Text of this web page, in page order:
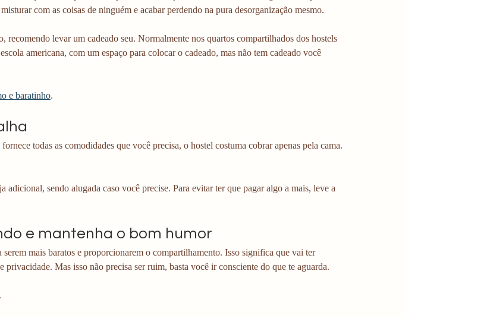
com as coisas de ninguém e acabar perdendo na pura desorganização mesmo.
recomendo levar um cadeado seu. Normalmente nos quartos compartilhados dos hostels
americana, com um espaço para colocar o cadeado, mas não tem cadeado você
e baratinho.
todas as comodidades que você precisa, o hostel costuma cobrar apenas pela cama.
adicional, sendo alugada caso você precise. Para evitar ter que pagar algo a mais, leve a
e mantenha o bom humor
serem mais baratos e proporcionarem o compartilhamento. Isso significa que vai ter
privacidade. Mas isso não precisa ser ruim, basta você ir consciente do que te aguarda.